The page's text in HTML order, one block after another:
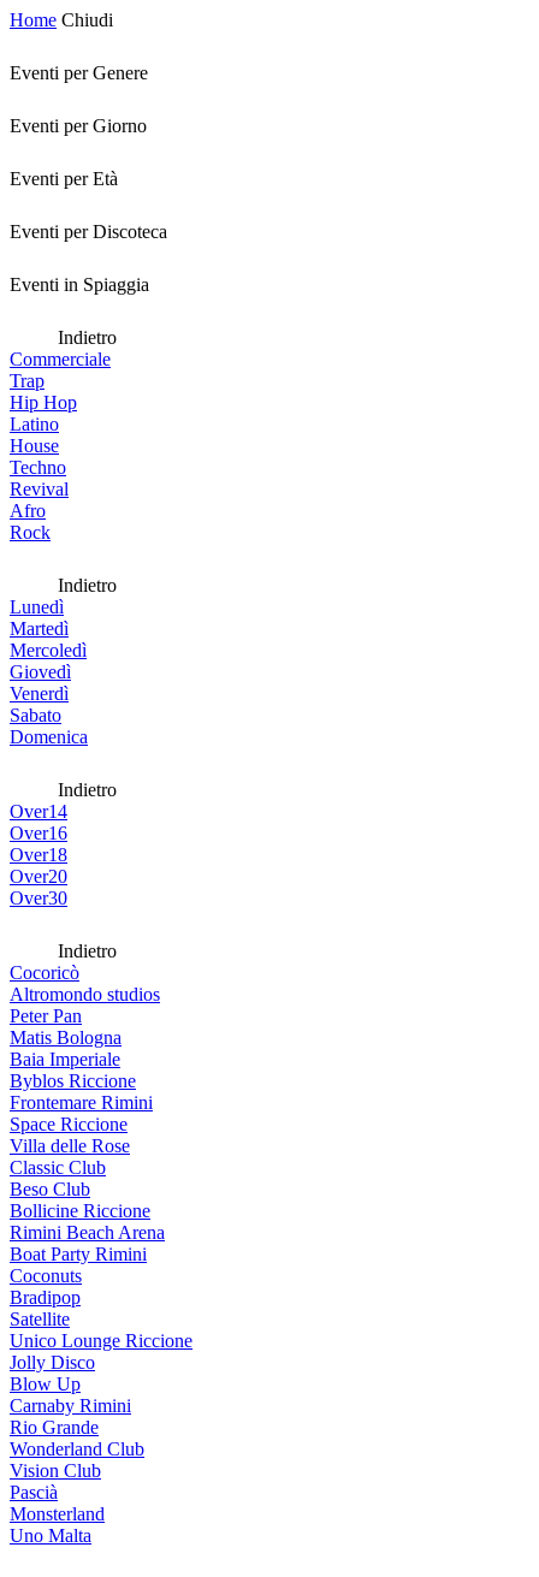
Home Chiudi
Eventi per Genere
Eventi per Giorno
Eventi per Età
Eventi per Discoteca
Eventi in Spiaggia
Indietro
Commerciale
Trap
Hip Hop
Latino
House
Techno
Revival
Afro
Rock
Indietro
Lunedì
Martedì
Mercoledì
Giovedì
Venerdì
Sabato
Domenica
Indietro
Over14
Over16
Over18
Over20
Over30
Indietro
Cocoricò
Altromondo studios
Peter Pan
Matis Bologna
Baia Imperiale
Byblos Riccione
Frontemare Rimini
Space Riccione
Villa delle Rose
Classic Club
Beso Club
Bollicine Riccione
Rimini Beach Arena
Boat Party Rimini
Coconuts
Bradipop
Satellite
Unico Lounge Riccione
Jolly Disco
Blow Up
Carnaby Rimini
Rio Grande
Wonderland Club
Vision Club
Pascià
Monsterland
Uno Malta